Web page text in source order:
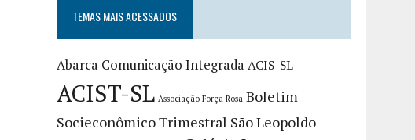
TEMAS MAIS ACESSADOS
Abarca Comunicação Integrada ACIS-SL
ACIST-SL Associação Força Rosa Boletim
Socieconômico Trimestral São Leopoldo